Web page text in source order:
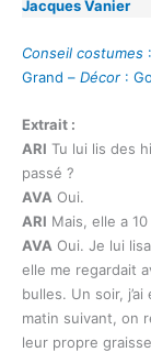
Jacques Vanier
Conseil costumes
Grand – Décor :
Extrait :
ARI Tu lui lis des
passé ?
AVA Oui.
ARI Mais, elle a 10
AVA Oui. Je lui
elle me regardait
bulles. Un soir,
matin suivant, on
leur propre